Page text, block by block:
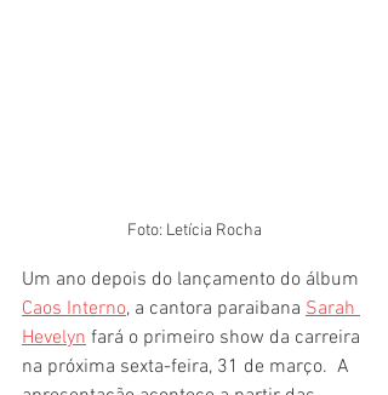
Foto: Letícia Rocha
Um ano depois do lançamento do álbum
Caos Interno, a cantora paraibana Sarah
Hevelyn fará o primeiro show da carreira
na próxima sexta-feira, 31 de março.  A